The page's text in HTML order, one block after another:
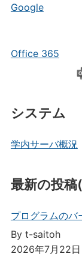
Google
Office 365
システム
学内サーバ概況
最新の投稿
プログラムのバ
By t-saitoh
2026年7月22日